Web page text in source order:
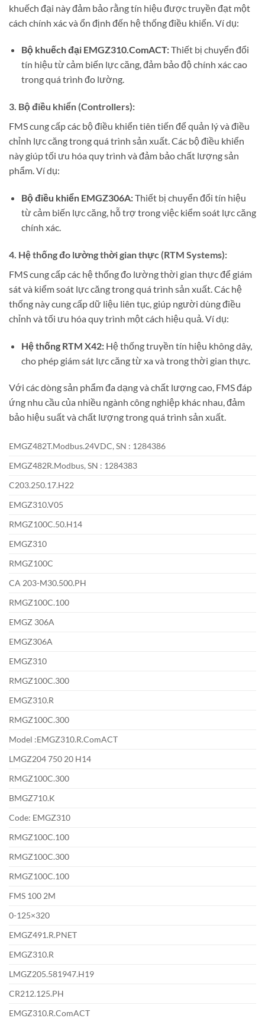
khuếch đại này đảm bảo rằng tín hiệu được truyền đạt một
cách chính xác và ổn định đến hệ thống điều khiển. Ví dụ:
Bộ khuếch đại EMGZ310.ComACT:Thiết bị chuyển đổi
tín hiệu từ cảm biến lực căng, đảm bảo độ chính xác cao
trong quá trình đo lường.
3. Bộ điều khiển (Controllers):
FMS cung cấp các bộ điều khiển tiên tiến để quản lý và điều
chỉnh lực căng trong quá trình sản xuất. Các bộ điều khiển
này giúp tối ưu hóa quy trình và đảm bảo chất lượng sản
phẩm. Ví dụ:
Bộ điều khiển EMGZ306A:Thiết bị chuyển đổi tín hiệu
từ cảm biến lực căng, hỗ trợ trong việc kiểm soát lực căng
chính xác.
4. Hệ thống đo lường thời gian thực (RTM Systems):
FMS cung cấp các hệ thống đo lường thời gian thực để giám
sát và kiểm soát lực căng trong quá trình sản xuất. Các hệ
thống này cung cấp dữ liệu liên tục, giúp người dùng điều
chỉnh và tối ưu hóa quy trình một cách hiệu quả. Ví dụ:
Hệ thống RTM X42:Hệ thống truyền tín hiệu không dây,
cho phép giám sát lực căng từ xa và trong thời gian thực.
Với các dòng sản phẩm đa dạng và chất lượng cao, FMS đáp
ứng nhu cầu của nhiều ngành công nghiệp khác nhau, đảm
bảo hiệu suất và chất lượng trong quá trình sản xuất.
EMGZ482T.Modbus.24VDC, SN : 1284386
EMGZ482R.Modbus, SN : 1284383
C203.250.17.H22
EMGZ310.V05
RMGZ100C.50.H14
EMGZ310
RMGZ100C
CA 203-M30.500.PH
RMGZ100C.100
EMGZ 306A
EMGZ306A
EMGZ310
RMGZ100C.300
EMGZ310.R
RMGZ100C.300
Model :EMGZ310.R.ComACT
LMGZ204 750 20 H14
RMGZ100C.300
BMGZ710.K
Code: EMGZ310
RMGZ100C.100
RMGZ100C.300
RMGZ100C.100
FMS 100 2M
0-125×320
EMGZ491.R.PNET
EMGZ310.R
LMGZ205.581947.H19
CR212.125.PH
EMGZ310.R.ComACT